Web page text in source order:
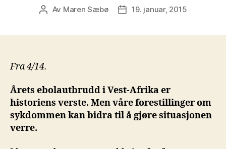
Innleggsforfatter
Av Maren Sæbø Publiseringsdato
19. januar, 2015
Fra 4/14.
Årets ebolautbrudd i Vest-Afrika er
historiens verste. Men våre forestillinger om
sykdommen kan bidra til å gjøresituasjonen
verre.